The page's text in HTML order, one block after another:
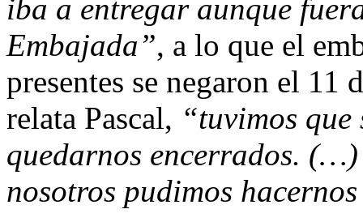
iba a entregar aunque
Embajada”, a lo que el
presentes se negaron el 11
relata Pascal, “tuvimos
quedarnos encerrados.
nosotros pudimos